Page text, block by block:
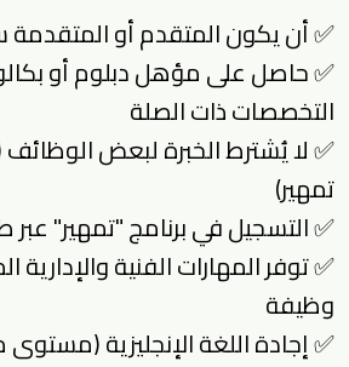
✅ أن يكون المتقدم أو
✅ حاصل على مؤهل دبلوم أو
التخصصات ذات الصلة
✅ لا يُشترط الخبرة لبعض
تمهير)
✅ التسجيل في برنامج "تمهير" عبر
✅ توفر المهارات الفنية والإدارية
وظيفة
✅ إجادة اللغة الإنجليزية